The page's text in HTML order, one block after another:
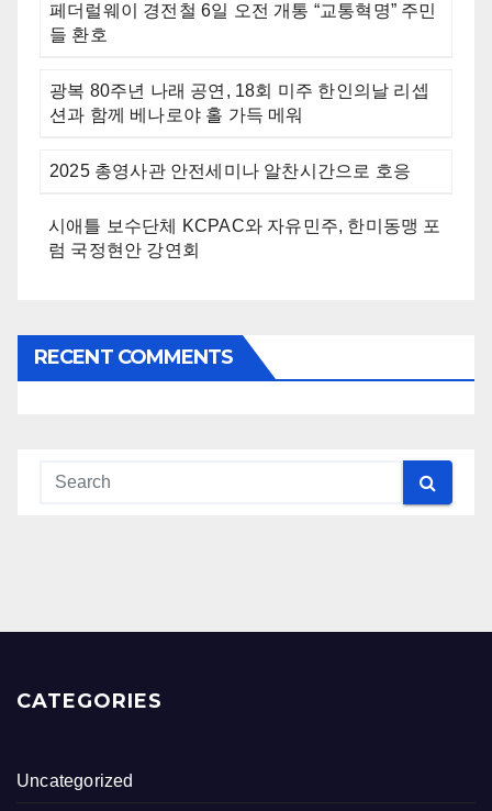
페더럴웨이 경전철 6일 오전 개통 “교통혁명” 주민
들 환호
광복 80주년 나래 공연, 18회 미주 한인의날 리셉
션과 함께 베나로야 홀 가득 메워
2025 총영사관 안전세미나 알찬시간으로 호응
시애틀 보수단체 KCPAC와 자유민주, 한미동맹 포
럼 국정현안 강연회
RECENT COMMENTS
CATEGORIES
Uncategorized